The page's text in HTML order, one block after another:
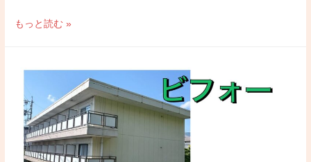
長
ア
パ
ー
もっと読む »